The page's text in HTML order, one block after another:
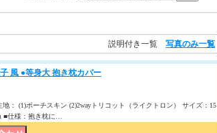
説明付き一覧 写真のみ一覧
風 ●等身大 抱き枕カバー
： (1)ポーチスキン (2)2wayトリコット（ライクトロン） サイズ：15
■仕様：抱き枕に…